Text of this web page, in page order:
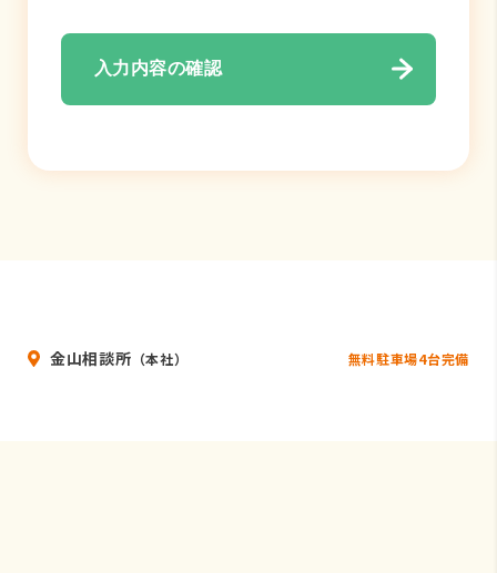
・各種お問い合わせ対応のため
結し、お客様の個人情報を厳密に管理
入力内容の確認
金山相談所 （本社） 無料駐車場4台完備